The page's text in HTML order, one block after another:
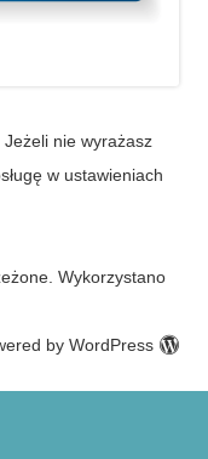
nie wyrażasz
w ustawieniach
Wykorzystano
by WordPress